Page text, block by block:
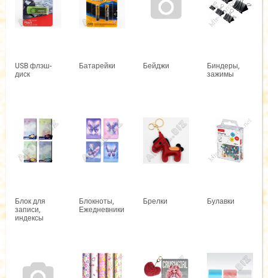
USB флэш-
диск
Батарейки Бейджи
Биндеры,
зажимы
Блок для
записи,
индексы
Блокноты,
Ежедневники
Брелки Булавки